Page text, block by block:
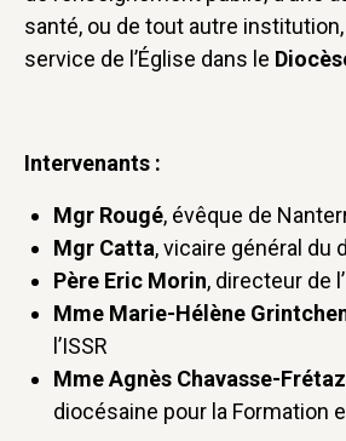
santé, ou de tout autre
service de l’Église dans le
Intervenants :
Mgr Rougé, évêque de
Mgr Catta, vicaire général du
Père Eric Morin, directeur de
Mme Marie-Hélène
l’ISSR
Mme Agnès Chavasse-Frétaz
diocésaine pour la Formation